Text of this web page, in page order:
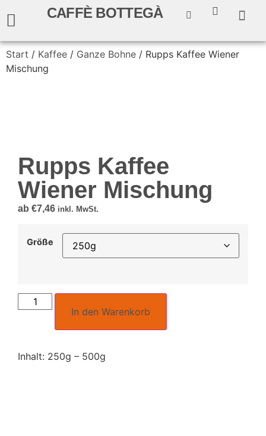
CAFFÈ BOTTEGÀ
Start / Kaffee / Ganze Bohne / Rupps Kaffee Wiener
Mischung
Rupps Kaffee
Wiener Mischung
ab €7,46 inkl. MwSt.
Größe
In den Warenkorb
Inhalt: 250g – 500g